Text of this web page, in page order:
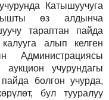
Катышуучуга
өз алдынча
тараптан пайда
алып келген
Администрациясы
аукцион учурундагы
болгон учурда,
бул тууралуу